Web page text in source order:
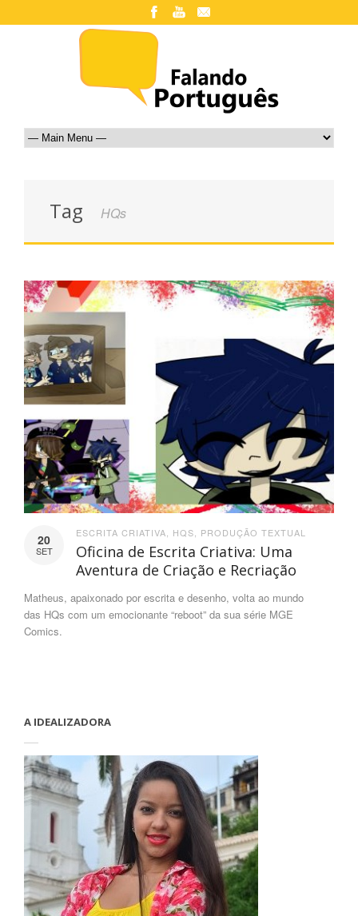
Tag HQs
20
SET
ESCRITA CRIATIVA HQS PRODUÇÃO TEXTUAL
Oficina de Escrita Criativa: Uma
Aventura de Criação e Recriação
Matheus, apaixonado por escrita e desenho, volta ao mundo
das HQs com um emocionante “reboot” da sua série MGE
Comics.
A IDEALIZADORA